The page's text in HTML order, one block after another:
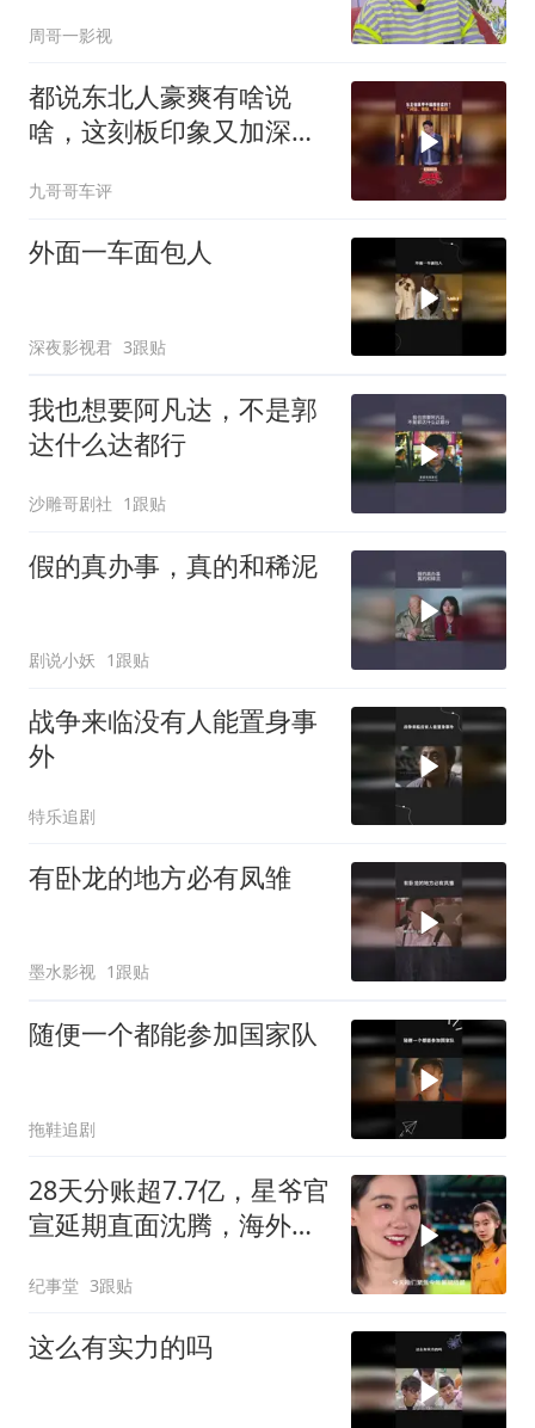
周哥一影视
都说东北人豪爽有啥说
啥，这刻板印象又加深
九哥哥车评
外面一车面包人
深夜影视君 3跟贴
我也想要阿凡达，不是郭
达什么达都行
沙雕哥剧社 1跟贴
假的真办事，真的和稀泥
剧说小妖 1跟贴
战争来临没有人能置身事
外
特乐追剧
有卧龙的地方必有凤雏
墨水影视 1跟贴
随便一个都能参加国家队
拖鞋追剧
28天分账超7.7亿，星爷官
宣延期直面沈腾，海外首
纪事堂 3跟贴
这么有实力的吗